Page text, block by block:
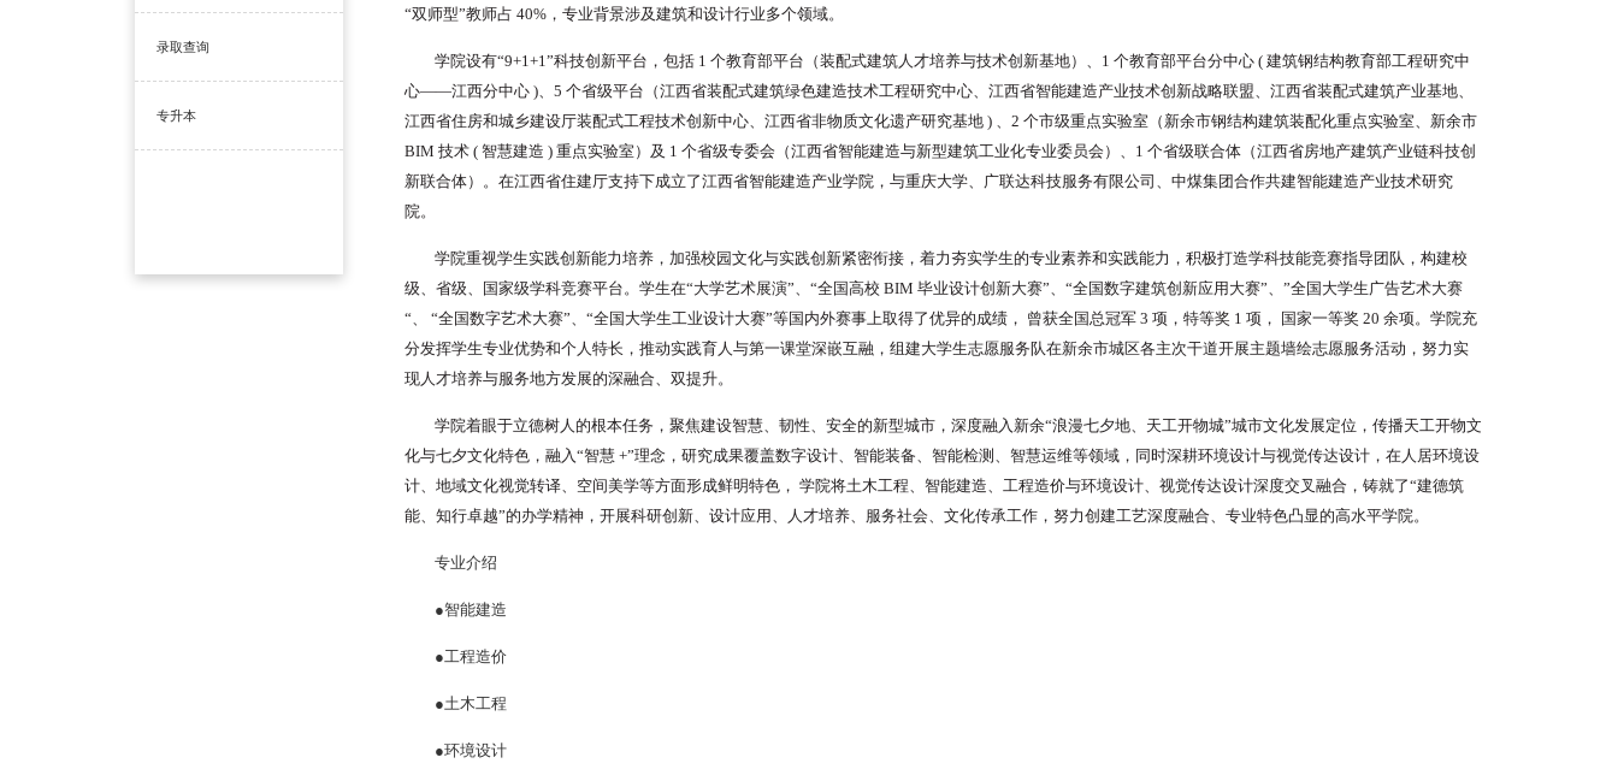
录取查询
专升本
“双师型”教师占 40%，专业背景涉及建筑和设计行业多个领域。
学院设有“9+1+1”科技创新平台，包括 1 个教育部平台（装配式建筑人才培养与技术创新基地）、1 个教育部平台分中心 ( 建筑钢结构教育部工程研究中
心——江西分中心 )、5 个省级平台（江西省装配式建筑绿色建造技术工程研究中心、江西省智能建造产业技术创新战略联盟、江西省装配式建筑产业基地、
江西省住房和城乡建设厅装配式工程技术创新中心、江西省非物质文化遗产研究基地 ) 、2 个市级重点实验室（新余市钢结构建筑装配化重点实验室、新余市
BIM 技术 ( 智慧建造 ) 重点实验室）及 1 个省级专委会（江西省智能建造与新型建筑工业化专业委员会）、1 个省级联合体（江西省房地产建筑产业链科技创
新联合体）。在江西省住建厅支持下成立了江西省智能建造产业学院，与重庆大学、广联达科技服务有限公司、中煤集团合作共建智能建造产业技术研究
院。
学院重视学生实践创新能力培养，加强校园文化与实践创新紧密衔接，着力 夯实学生的专业素养和实践能力，积极打造学科技能竞赛指导团队，构建校
级、省级、国家级学科竞赛平台。学生在“大学艺术展演”、“全国高校 BIM 毕业设计创新大赛”、“全国数字建筑创新应用大赛”、”全国大学生广告艺术大赛
“、
“全国数字艺术大赛”、“全国大学生工业设计大赛”等国内外赛事上取得了优异的成绩， 曾获全国总冠军 3 项，特等奖 1 项，
国家一等奖 20 余项。学院充
分发挥学生专业优势和个人特长，推动实践育人与第一课堂深嵌互融，组建大学生志愿服务队在新余市城区各主次干道开展主题墙绘志愿服务活动，努力实
现人才培养与服务地方发展的深融合、双提升。
学院着眼于立德树人的根本任务，聚焦建设智慧、韧性、安全的新型城市，深度融入新余“浪漫七夕地、天工开物城”城市文化发展定位，传播天工开物文
化与七夕文化特色，融入“智慧 +”理念，研究成果覆盖数字设计、智能装备、智能检测、智慧运维等领域，同时深耕环境设计与视觉传达设计，在人居环境设
计、地域文化视觉转译、空间美学等方面形成鲜明特色， 学院将土木工程、智能建造、工程造价与环境设计、视觉传达设计深度交叉融合，铸就了“建德筑
能、知行卓越”的办学精神，开展科研创新、设计应用、人才培养、服务社会、文化传承工作，努力创建工艺深度融合、专业特色凸显的高水平学院。
专业介绍
●智能建造
●工程造价
●土木工程
●环境设计